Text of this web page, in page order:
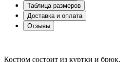
Таблица размеров
Доставка и оплата
Отзывы
Костюм состоит из куртки и брюк.